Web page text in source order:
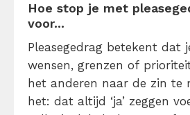
Hoe stop je met
voor...
Pleasegedrag betekent dat
wensen, grenzen of
het anderen naar de zin te
het: dat altijd ‘ja’ zeggen